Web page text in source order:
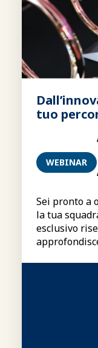
tuo
WEBINAR
Sei pronto a
la tua
esclusivo
su come